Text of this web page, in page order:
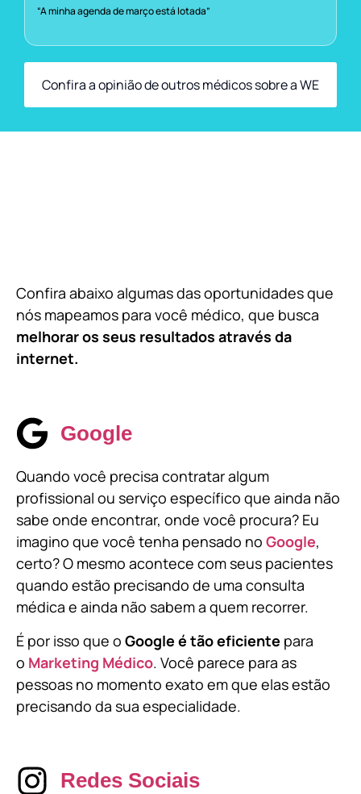
“A minha agenda de março está lotada”
Confira a opinião de outros médicos sobre a WE
Confira abaixo algumas das oportunidades que
nós mapeamos para você médico, que busca
melhorar os seus resultados através da
internet.
Google
Quando você precisa contratar algum
profissional ou serviço específico que ainda não
sabe onde encontrar, onde você procura? Eu
imagino que você tenha pensado no Google,
certo? O mesmo acontece com seus pacientes
quando estão precisando de uma consulta
médica e ainda não sabem a quem recorrer.
É por isso que o Google é tão eficiente para
o Marketing Médico. Você parece para as
pessoas no momento exato em que elas estão
precisando da sua especialidade.
Redes Sociais